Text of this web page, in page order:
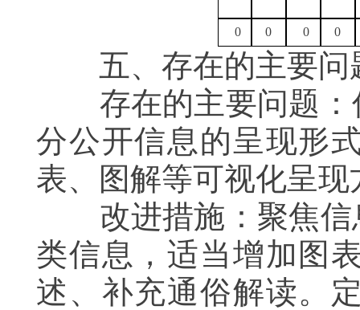
0 0 0 0
五、存在的主要问
存在的主要问题：
分公开信息的呈现形
表、图解等可视化呈
改进措施：聚焦信
类信息，适当增加图
述、补充通俗解读。